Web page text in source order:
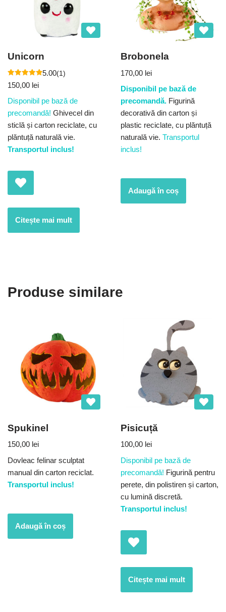
Unicorn
Evaluat la
5.00
5.00(1)
150,00 lei
Disponibil pe bază de
precomandă! Ghivecel din
sticlă și carton reciclate, cu
plăntuță naturală vie.
Transportul inclus!
Citește mai mult
Brobonela
170,00 lei
Disponibil pe bază de
precomandă. Figurină
decorativă din carton și
plastic reciclate, cu plăntuță
naturală vie. Transportul
inclus!
Adaugă în coș
Produse similare
Spukinel
150,00 lei
Dovleac felinar sculptat
manual din carton reciclat.
Transportul inclus!
Adaugă în coș
Pisicuță
100,00 lei
Disponibil pe bază de
precomandă! Figurină pentru
perete, din polistiren și carton,
cu lumină discretă.
Transportul inclus!
Citește mai mult